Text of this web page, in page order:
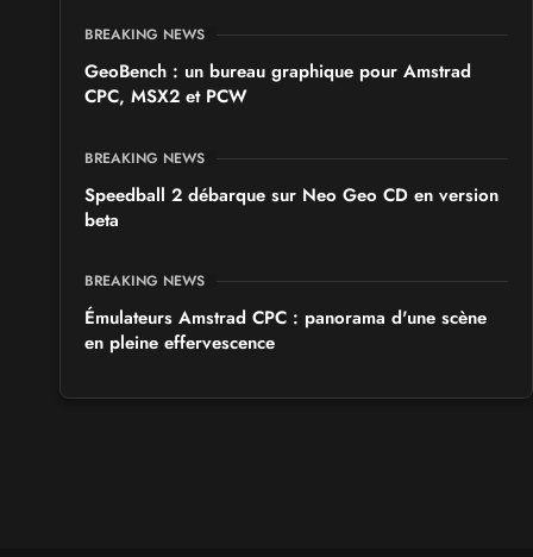
BREAKING NEWS
GeoBench : un bureau graphique pour Amstrad
CPC, MSX2 et PCW
BREAKING NEWS
Speedball 2 débarque sur Neo Geo CD en version
beta
BREAKING NEWS
Émulateurs Amstrad CPC : panorama d'une scène
en pleine effervescence